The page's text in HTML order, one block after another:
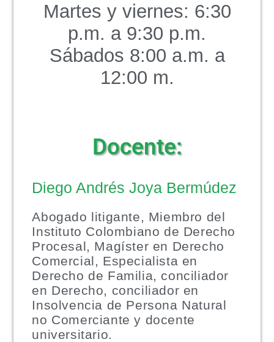
Martes y viernes: 6:30
p.m. a 9:30 p.m.
Sábados 8:00 a.m. a
12:00 m.
Docente:
Diego Andrés Joya Bermúdez
Abogado litigante, Miembro del
Instituto Colombiano de Derecho
Procesal, Magíster en Derecho
Comercial, Especialista en
Derecho de Familia, conciliador
en Derecho, conciliador en
Insolvencia de Persona Natural
no Comerciante y docente
universitario.